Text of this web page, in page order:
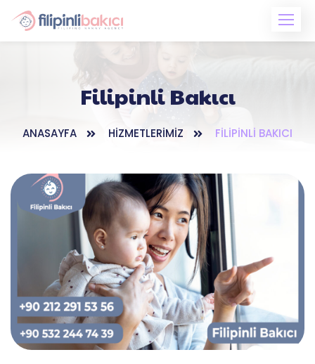
content
Filipinli Bakıcı
ANASAYFA HIZMETLERIMIZ FILIPINLI BAKICI